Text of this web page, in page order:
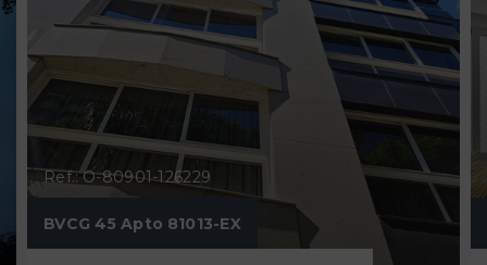
Ref.: O-80901-126229
BVCG 45 Apto 81013-EX